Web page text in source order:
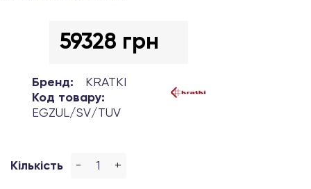
59328 грн
Бренд:
KRATKI
Код товару:
EGZUL/SV/TUV
Кількість - +